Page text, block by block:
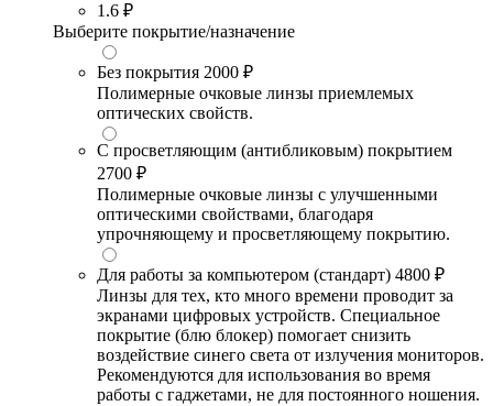
1.6 ₽
Выберите покрытие/назначение
Без покрытия 2000 ₽
Полимерные очковые линзы приемлемых
оптических свойств.
С просветляющим (антибликовым) покрытием
2700 ₽
Полимерные очковые линзы с улучшенными
оптическими свойствами, благодаря
упрочняющему и просветляющему покрытию.
Для работы за компьютером (стандарт) 4800 ₽
Линзы для тех, кто много времени проводит за
экранами цифровых устройств. Специальное
покрытие (блю блокер) помогает снизить
воздействие синего света от излучения мониторов.
Рекомендуются для использования во время
работы с гаджетами, не для постоянного ношения.